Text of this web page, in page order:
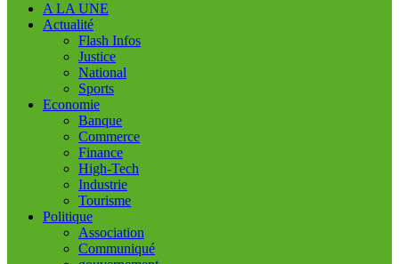
A LA UNE
Actualité
Flash Infos
Justice
National
Sports
Economie
Banque
Commerce
Finance
High-Tech
Industrie
Tourisme
Politique
Association
Communiqué